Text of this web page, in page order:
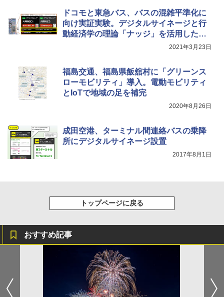
ドコモと東急バス、バスの混雑平準化に
向け実証実験。デジタルサイネージと行
動経済学の理論「ナッジ」を活用したメ
2021年3月23日
福島交通、福島県飯舘村に「グリーンス
ローモビリティ」導入。電動モビリティ
とIoTで地域の足を補完
2020年8月26日
成田空港、ターミナル間連絡バスの乗降
所にデジタルサイネージ設置
2017年8月1日
トップページに戻る
おすすめ記事